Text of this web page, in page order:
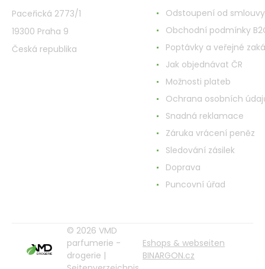
Paceřická 2773/1
19300 Praha 9
Česká republika
Odstoupení od smlouvy
Obchodní podmínky
Poptávky a veřejné
Jak objednávat ČR
Možnosti plateb
Ochrana osobních
Snadná reklamace
Záruka vrácení peněz
Sledování zásilek
Doprava
Puncovní úřad
© 2026 VMD
parfumerie -
drogerie |
Eshops & webseiten
BINARGON.cz